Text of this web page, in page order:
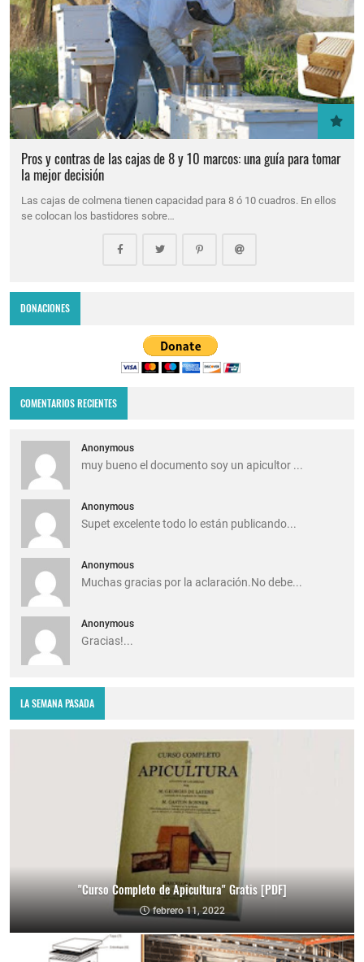
Pros y contras de las cajas de 8 y 10 marcos: una guía para tomar
la mejor decisión
Las cajas de colmena tienen capacidad para 8 ó 10 cuadros. En ellos
se colocan los bastidores sobre…
DONACIONES
COMENTARIOS RECIENTES
Anonymous
muy bueno el documento soy un apicultor ...
Anonymous
Supet excelente todo lo están publicando...
Anonymous
Muchas gracias por la aclaración.No debe...
Anonymous
Gracias!...
LA SEMANA PASADA
"Curso Completo de Apicultura" Gratis [PDF]
febrero 11, 2022